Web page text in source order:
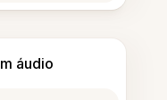
áudio